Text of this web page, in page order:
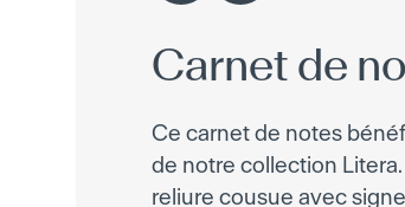
Carnet de
Ce carnet de notes
de notre collection
reliure cousue avec